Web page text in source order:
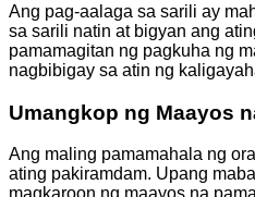
Ang pag-aalaga sa sarili ay
sa sarili natin at bigyan ang
pamamagitan ng pagkuha ng
nagbibigay sa atin ng
Umangkop ng Maayos
Ang maling pamamahala ng
ating pakiramdam. Upang